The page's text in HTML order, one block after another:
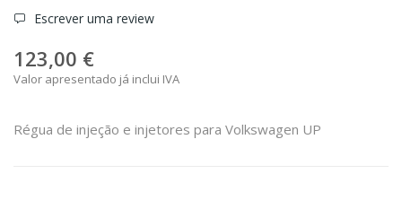
Escrever uma review
123,00 €
Valor apresentado já inclui IVA
Régua de injeção e injetores para Volkswagen UP